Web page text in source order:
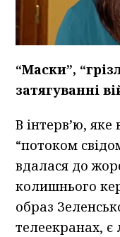
“Маски”,
затягуванні
В інтерв’ю,
“потоком
вдалася до
колишнього
образ
телеекранах,